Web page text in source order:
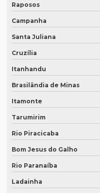
Intérprete para workshops
Intérpretes para conferências
Intérpretes para eventos
Lauda de tradução
Legendagem em espanhol
Legendagem em inglês
Legendagem preço por
Legendagem profissional
Legendagem rio de janeiro
Legendagem de vídeos
Raposos
Campanha
Santa Juliana
Cruzília
Itanhandu
Brasilândia de Minas
Itamonte
Tarumirim
Rio Piracicaba
Bom Jesus do Galho
Rio Paranaíba
Ladainha